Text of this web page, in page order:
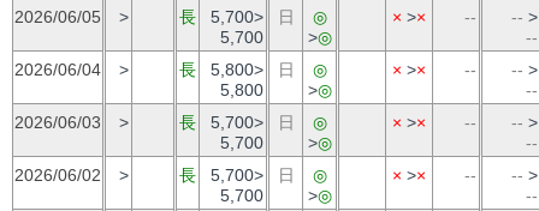
2026/06/05
> 長
5,700>
5,700
日
◎
>◎
× >× -- -- >
--
2026/06/04
> 長
5,800>
5,800
日
◎
>◎
× >× -- -- >
--
2026/06/03
> 長
5,700>
5,700
日
◎
>◎
× >× -- -- >
--
2026/06/02
> 長
5,700>
5,700
日
◎
>◎
× >× -- -- >
--